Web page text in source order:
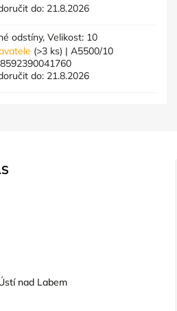
do: 21.8.2026
odstíny, Velikost: 10
(>3 ks) | A5500/10
8592390041760
do: 21.8.2026
nad Labem